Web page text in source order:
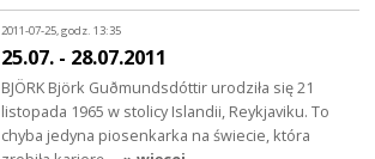
2011-07-25, godz. 13:35
25.07. - 28.07.2011
BJÖRK Björk Guðmundsdóttir urodziła się 21
listopada 1965 w stolicy Islandii, Reykjaviku. To
chyba jedyna piosenkarka na świecie, która